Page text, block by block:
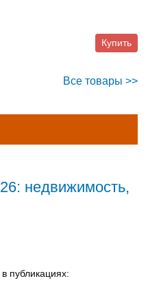
Купить
Все товары >>
недвижимость,
публикациях: